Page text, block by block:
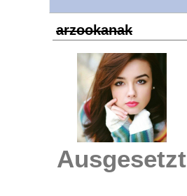
arzookanak
Ausgesetzt